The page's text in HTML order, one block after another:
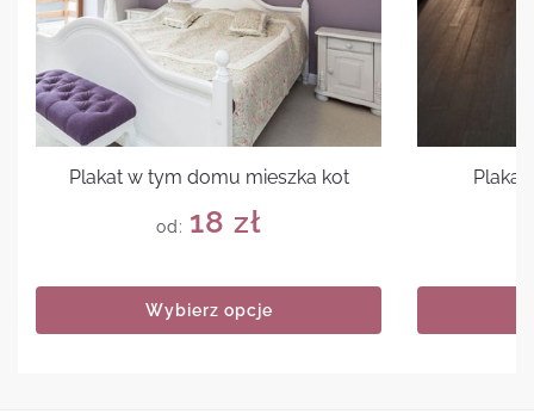
Plakat w tym domu mieszka kot
od: 18 zł
Wybierz opcje